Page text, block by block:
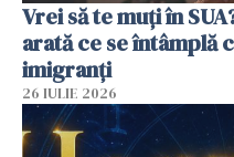
Vrei să te muți în
arată ce se întâmplă
imigranți
26 IULIE 2026